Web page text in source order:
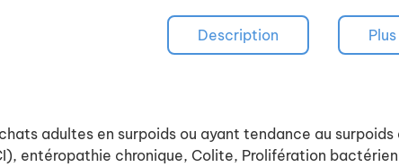
Description
chats adultes en surpoids ou ayant tendance au
entéropathie chronique, Colite, Prolifération